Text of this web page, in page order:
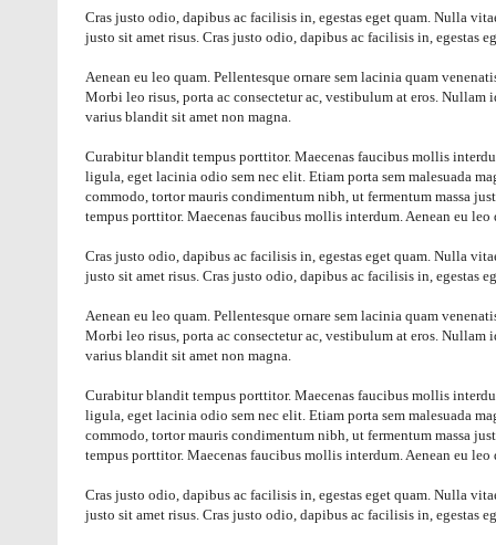
Cras justo odio, dapibus ac facilisis in, egestas eget quam. Nulla
justo sit amet risus. Cras justo odio, dapibus ac facilisis in, egestas
Aenean eu leo quam. Pellentesque ornare sem lacinia quam
Morbi leo risus, porta ac consectetur ac, vestibulum at eros.
varius blandit sit amet non magna.
Curabitur blandit tempus porttitor. Maecenas faucibus mollis
ligula, eget lacinia odio sem nec elit. Etiam porta sem malesuada
commodo, tortor mauris condimentum nibh, ut fermentum massa
tempus porttitor. Maecenas faucibus mollis interdum. Aenean eu
Cras justo odio, dapibus ac facilisis in, egestas eget quam. Nulla
justo sit amet risus. Cras justo odio, dapibus ac facilisis in, egestas
Aenean eu leo quam. Pellentesque ornare sem lacinia quam
Morbi leo risus, porta ac consectetur ac, vestibulum at eros.
varius blandit sit amet non magna.
Curabitur blandit tempus porttitor. Maecenas faucibus mollis
ligula, eget lacinia odio sem nec elit. Etiam porta sem malesuada
commodo, tortor mauris condimentum nibh, ut fermentum massa
tempus porttitor. Maecenas faucibus mollis interdum. Aenean eu
Cras justo odio, dapibus ac facilisis in, egestas eget quam. Nulla
justo sit amet risus. Cras justo odio, dapibus ac facilisis in, egestas